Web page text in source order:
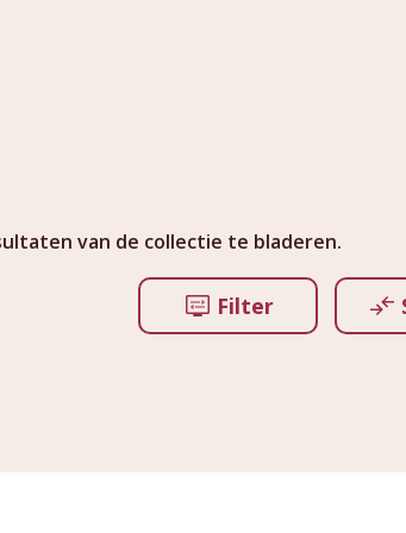
van de collectie te bladeren.
Filter